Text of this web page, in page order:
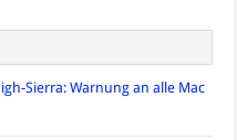
Sierra: Warnung an alle Mac